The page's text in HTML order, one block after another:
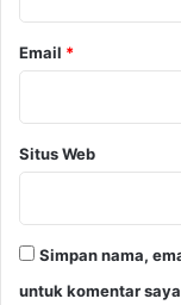
Email *
Situs Web
Simpan nama,
untuk komentar